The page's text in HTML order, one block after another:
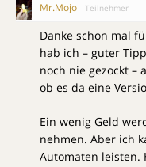
Mr.Mojo Teilnehmer
Danke schon mal
hab ich – guter
noch nie gezockt –
ob es da eine
Ein wenig Geld
nehmen. Aber ich
Automaten leisten.